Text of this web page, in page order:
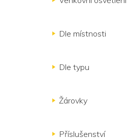
Dle místnosti
Dle typu
Žárovky
Příslušenství